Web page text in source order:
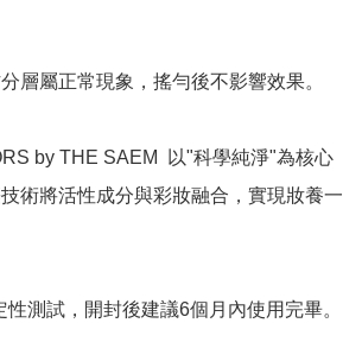
層屬正常現象，搖勻後不影響效果。
by THE SAEM  以"科學純淨"為核心
術將活性成分與彩妝融合，實現妝養一
測試，開封後建議6個月內使用完畢。